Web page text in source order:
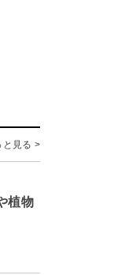
と見る >
植物